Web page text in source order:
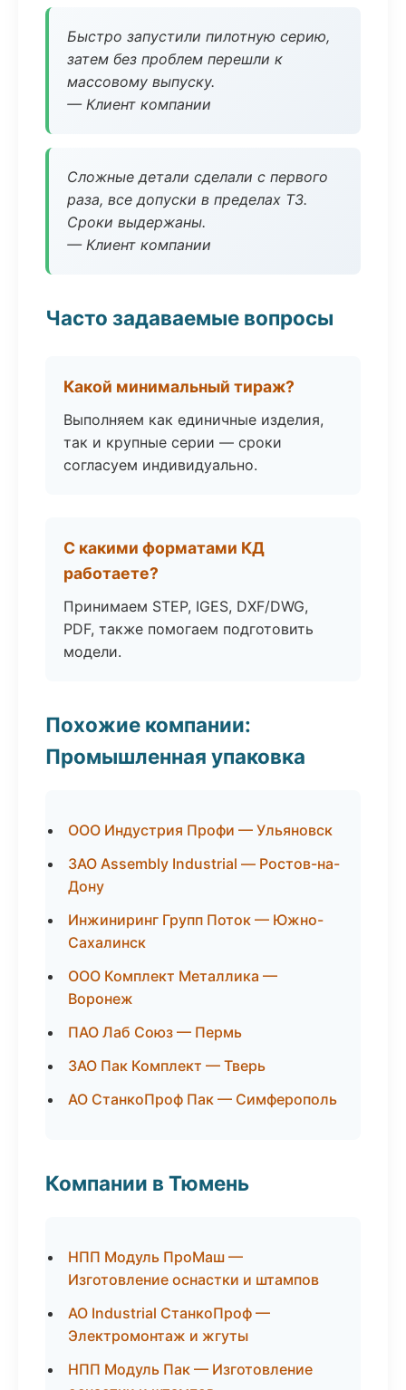
Быстро запустили пилотную серию,
затем без проблем перешли к
массовому выпуску.
— Клиент компании
Сложные детали сделали с первого
раза, все допуски в пределах ТЗ.
Сроки выдержаны.
— Клиент компании
Часто задаваемые вопросы
Какой минимальный тираж?
Выполняем как единичные изделия,
так и крупные серии — сроки
согласуем индивидуально.
С какими форматами КД
работаете?
Принимаем STEP, IGES, DXF/DWG,
PDF, также помогаем подготовить
модели.
Похожие компании:
Промышленная упаковка
ООО Индустрия Профи — Ульяновск
ЗАО Assembly Industrial — Ростов-на-
Дону
Инжиниринг Групп Поток — Южно-
Сахалинск
ООО Комплект Металлика —
Воронеж
ПАО Лаб Союз — Пермь
ЗАО Пак Комплект — Тверь
АО СтанкоПроф Пак — Симферополь
Компании в Тюмень
НПП Модуль ПроМаш —
Изготовление оснастки и штампов
АО Industrial СтанкоПроф —
Электромонтаж и жгуты
НПП Модуль Пак — Изготовление